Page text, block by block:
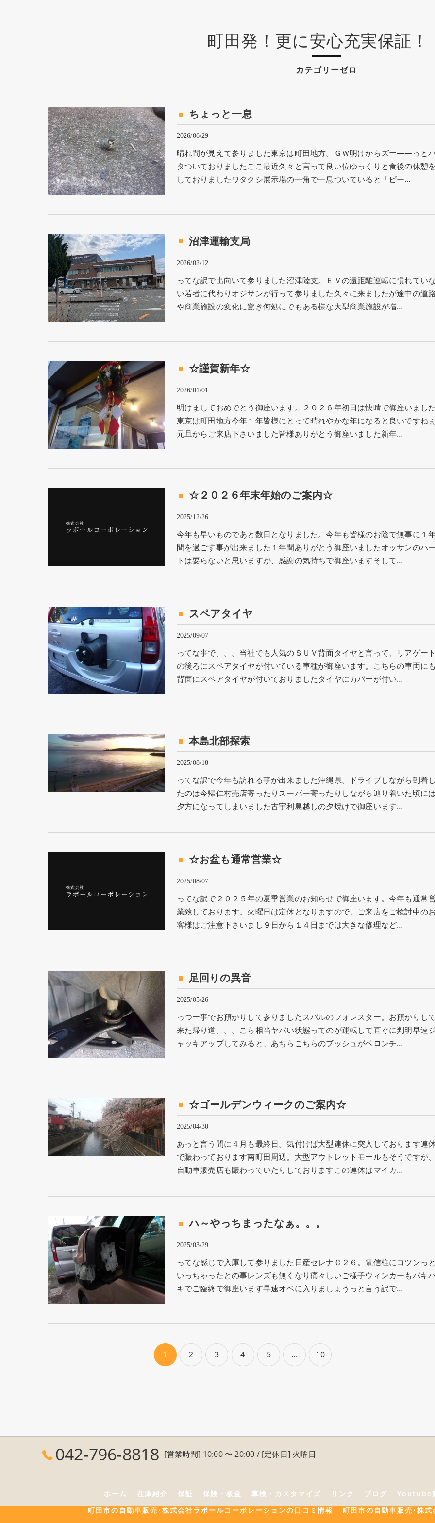
町田発！更に安心充実保証！
カテゴリーゼロ
ちょっと一息
2026/06/29
晴れ間が見えて参りました東京は町田地方。ＧＷ明けからズー――っと
タついておりましたここ最近久々と言って良い位ゆっくりと食後の休憩を
しておりましたワタクシ展示場の一角で一息ついていると「ピー…
沼津運輸支局
2026/02/12
ってな訳で出向いて参りました沼津陸支。ＥＶの遠距離運転に慣れていな
い若者に代わりオジサンが行って参りました久々に来ましたが途中の道路
や商業施設の変化に驚き何処にでもある様な大型商業施設が増…
☆謹賀新年☆
2026/01/01
明けましておめでとう御座います。２０２６年初日は快晴で御座いました
東京は町田地方今年１年皆様にとって晴れやかな年になると良いですねぇ
元旦からご来店下さいました皆様ありがとう御座いました新年…
☆２０２６年末年始のご案内☆
2025/12/26
今年も早いものであと数日となりました。今年も皆様のお陰で無事に１
間を過ごす事が出来ました１年間ありがとう御座いましたオッサンのハー
トは要らないと思いますが、感謝の気持ちで御座いますそして…
スペアタイヤ
2025/09/07
ってな事で。。。当社でも人気のＳＵＶ背面タイヤと言って、リアゲート
の後ろにスペアタイヤが付いている車種が御座います。こちらの車両にも
背面にスペアタイヤが付いておりましたタイヤにカバーが付い…
本島北部探索
2025/08/18
ってな訳で今年も訪れる事が出来ました沖縄県。ドライブしながら到着し
たのは今帰仁村売店寄ったりスーパー寄ったりしながら辿り着いた頃には
夕方になってしまいました古宇利島越しの夕焼けで御座います…
☆お盆も通常営業☆
2025/08/07
ってな訳で２０２５年の夏季営業のお知らせで御座います。今年も通常営
業致しております。火曜日は定休となりますので、ご来店をご検討中のお
客様はご注意下さいまし９日から１４日までは大きな修理など…
足回りの異音
2025/05/26
っつー事でお預かりして参りましたスバルのフォレスター。お預かりして
来た帰り道。。。こら相当ヤバい状態ってのが運転して直ぐに判明早速ジ
ャッキアップしてみると、あちらこちらのブッシュがベロンチ…
☆ゴールデンウィークのご案内☆
2025/04/30
あっと言う間に４月も最終日。気付けば大型連休に突入しております連
で賑わっております南町田周辺。大型アウトレットモールもそうですが、
自動車販売店も賑わっていたりしておりますこの連休はマイカ…
ハ～やっちまったなぁ。。。
2025/03/29
ってな感じで入庫して参りました日産セレナＣ２６。電信柱にコツンっと
いっちゃったとの事レンズも無くなり痛々しいご様子ウィンカーもバキ
キでご臨終で御座います早速オペに入りましょうっと言う訳で…
1 2 3 4 5 ... 10
042-796-8818 [営業時間] 10:00 〜 20:00 / [定休日] 火曜日
ホーム 在庫紹介 保証 保険・板金 車検・カスタマイズ リンク ブログ Youtube
町田市の自動車販売･株式会社ラポールコーポレーションの口コミ情報
町田市の自動車販売･株